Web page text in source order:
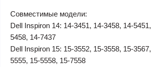
Совместимые модели:
Dell Inspiron 14: 14-3451, 14-3458, 14-
5458, 14-7437
Dell Inspiron 15: 15-3552, 15-3558, 15-
5555, 15-5558, 15-7558